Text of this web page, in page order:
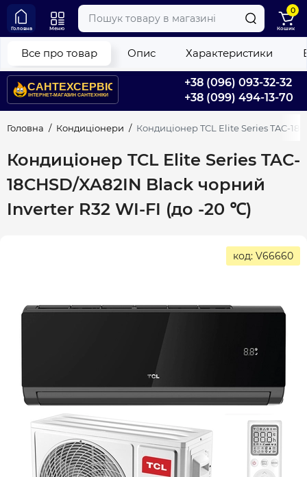
+38 (096) 093-32-32
+38 (099) 494-13-70
Головна Меню
0
Кошик
Головна Кондиціонери Кондиціонер TCL Elite Series TAC-
Кондиціонер TCL Elite Series TAC-
18CHSD/XA82IN Black чорний
Inverter R32 WI-FI (до -20 ℃)
Все про товар Опис Характеристики
код: V66660